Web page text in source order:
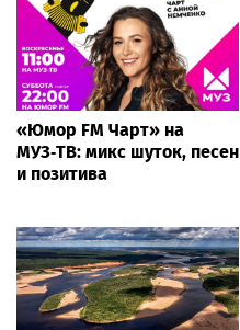
«Юмор FM Чарт» на
МУЗ‑ТВ: микс шуток, песен
и позитива